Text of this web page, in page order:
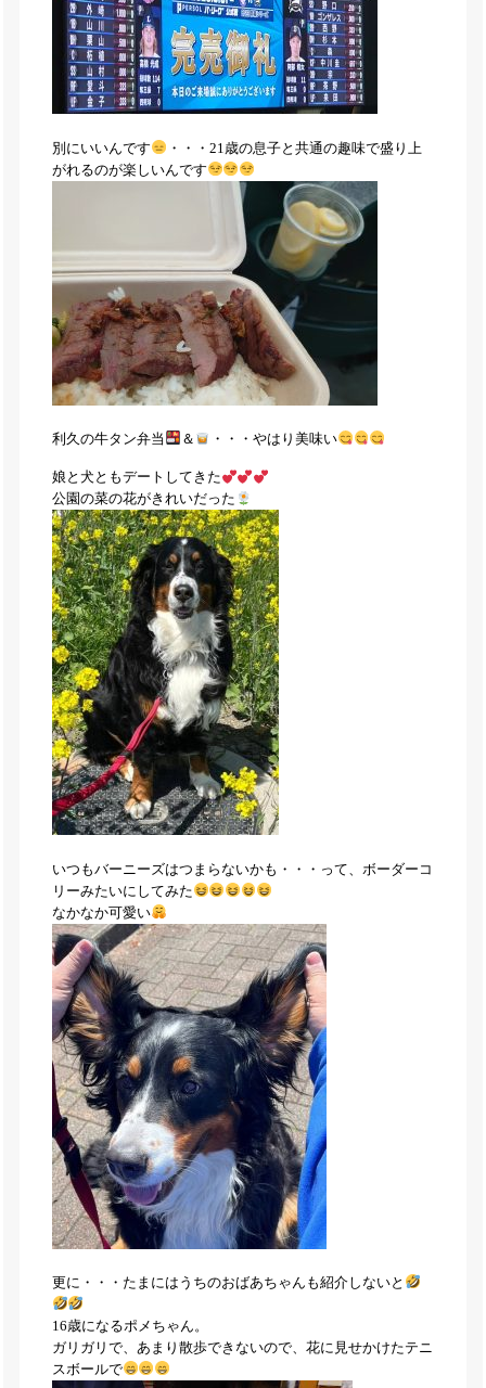
別にいいんです
・・・21歳の息子と共通の趣味で盛り上
がれるのが楽しいんです
利久の牛タン弁当 ＆ ・・・やはり美味い
娘と犬ともデートしてきた
公園の菜の花がきれいだった
いつもバーニーズはつまらないかも・・・って、ボーダーコ
リーみたいにしてみた
なかなか可愛い
更に・・・たまにはうちのおばあちゃんも紹介しないと
16歳になるポメちゃん。
ガリガリで、あまり散歩できないので、花に見せかけたテニ
スボールで